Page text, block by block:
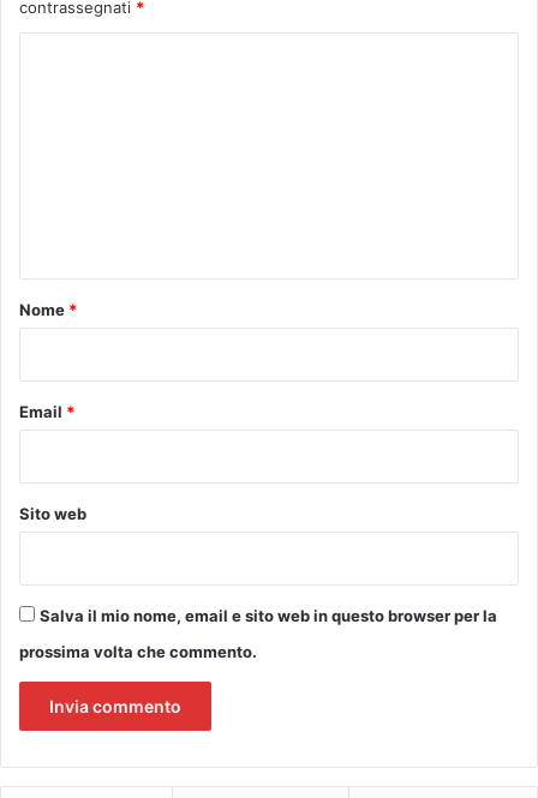
contrassegnati *
o
Nome *
Email *
Sito web
Salva il mio nome, email e sito web in questo browser per la
prossima volta che commento.